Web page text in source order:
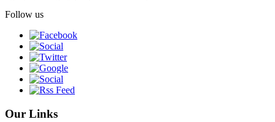
Follow us
Our Links